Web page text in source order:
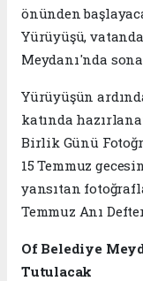
önünden
Yürüyüşü,
Meydanı'nda
Yürüyüşün
katında
Birlik Günü
15 Temmuz
yansıtan
Temmuz Anı
Of Belediye
Tutulacak